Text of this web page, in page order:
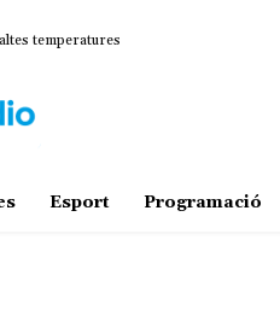
temperatures
Esport Programació